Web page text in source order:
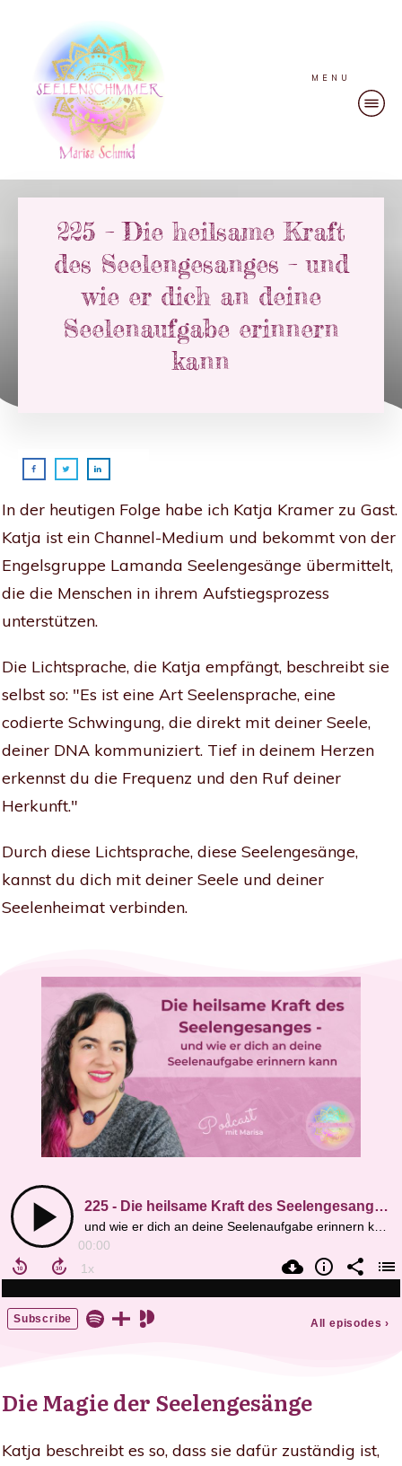
MENU
225 – Die heilsame Kraft
des Seelengesanges – und
wie er dich an deine
Seelenaufgabe erinnern
kann
In der heutigen Folge habe ich Katja Kramer zu Gast.
Katja ist ein Channel-Medium und bekommt von der
Engelsgruppe Lamanda Seelengesänge übermittelt,
die die Menschen in ihrem Aufstiegsprozess
unterstützen.
Die Lichtsprache, die Katja empfängt, beschreibt sie
selbst so: "Es ist eine Art Seelensprache, eine
codierte Schwingung, die direkt mit deiner Seele,
deiner DNA kommuniziert. Tief in deinem Herzen
erkennst du die Frequenz und den Ruf deiner
Herkunft."
Durch diese Lichtsprache, diese Seelengesänge,
kannst du dich mit deiner Seele und deiner
Seelenheimat verbinden.
Die Magie der Seelengesänge
Katja beschreibt es so, dass sie dafür zuständig ist,